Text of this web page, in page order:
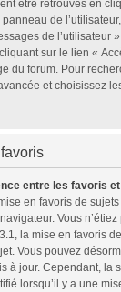
être retrouvés en
de
de l’utilisateur
sur le lien «
du forum. Pour
et choisissez
entre les favoris
en favoris de
Vous
la mise en favoris
Vous pouvez
à jour. Cependant, la
lorsqu’il y a une